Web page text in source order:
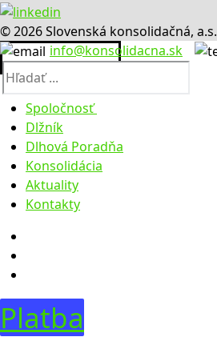
© 2026 Slovenská konsolidačná, a.s.
info@konsolidacna.sk
Hľadať:
Spoločnosť
O nás
Výročné správy
Úradná tabuľa
Faktúry
Objednávky
Legislatíva
Zúčtovacie údaje
Dlžník
Dlhová Poradňa
Konsolidácia
Aktuality
Kontakty
Platba